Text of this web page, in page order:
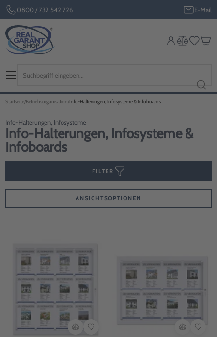
0800 / 732 542 726 E-Mail
Startseite Betriebsorganisation Info-Halterungen, Infosysteme & Infoboards
Info-Halterungen, Infosysteme
Info-Halterungen, Infosysteme &
Infoboards
FILTER
ANSICHTSOPTIONEN